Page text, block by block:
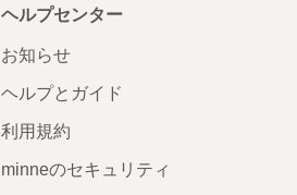
ヘルプセンター
お知らせ
ヘルプとガイド
利用規約
minneのセキュリティ